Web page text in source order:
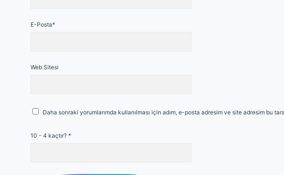
E-Posta*
Web Sitesi
Daha sonraki yorumlarımda kullanılması için adım, e-posta adresim ve site adresim bu
10 - 4 kaçtır? *